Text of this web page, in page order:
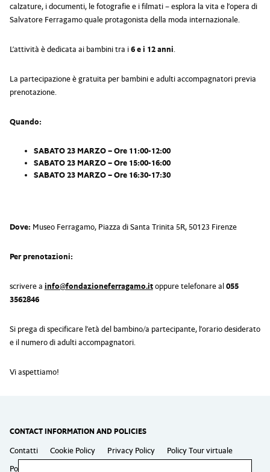
calzature, i documenti, le fotografie e i filmati – esplora la vita e l’opera di
Salvatore Ferragamo quale protagonista della moda internazionale.
L’attività è dedicata ai bambini tra i6 e i 12 anni.
La partecipazione è gratuita per bambini e adulti accompagnatori previa
prenotazione.
Quando:
SABATO 23 MARZO – Ore 11:00-12:00
SABATO 23 MARZO – Ore 15:00-16:00
SABATO 23 MARZO – Ore 16:30-17:30
Dove: Museo Ferragamo, Piazza di Santa Trinita 5R, 50123 Firenze
Per prenotazioni:
scrivere a info@fondazioneferragamo.itoppure telefonare al055
3562846
Si prega di specificare l’età del bambino/a partecipante, l’orario desiderato
e il numero di adulti accompagnatori.
Vi aspettiamo!
CONTACT INFORMATION AND POLICIES
Contatti Cookie Policy Privacy Policy
Policy Tour virtuale
Policy Laboratori